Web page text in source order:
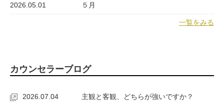
2026.05.01 ５月
一覧をみる
カウンセラーブログ
2026.07.04 主観と客観、どちらが強いですか？